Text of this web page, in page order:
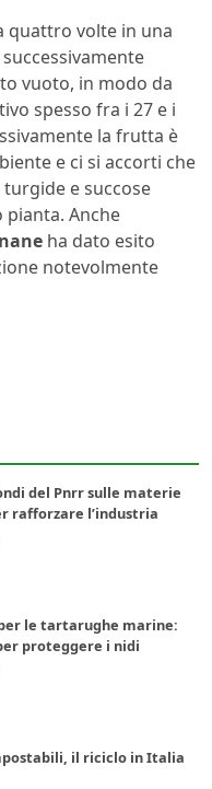
quattro volte in una
vuoto, in modo da
spesso fra i 27 e i
la frutta è
e ci si accorti che
e succose
pianta. Anche
ha dato esito
notevolmente
del Pnrr sulle materie
rafforzare l’industria
le tartarughe marine:
proteggere i nidi
il riciclo in Italia